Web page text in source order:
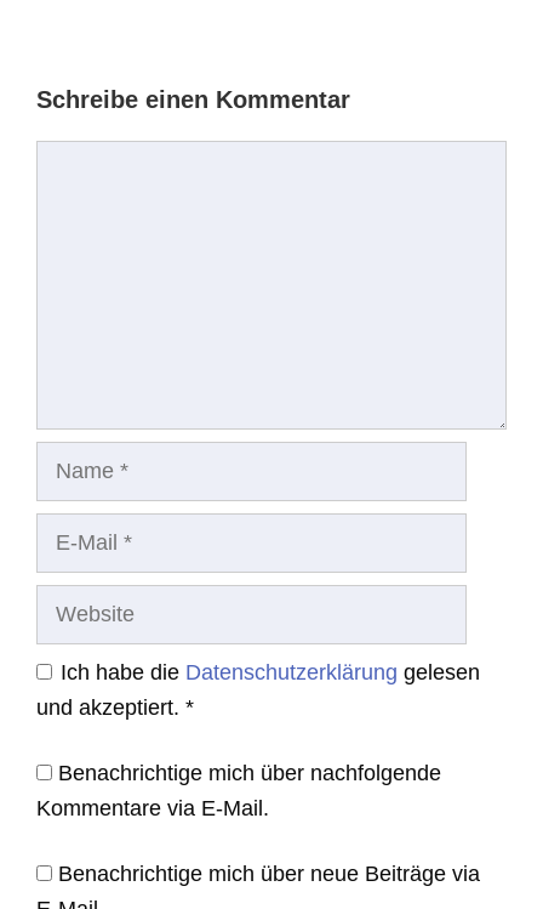
Schreibe einen Kommentar
Website
Ich habe die Datenschutzerklärung gelesen
und akzeptiert. *
Benachrichtige mich über nachfolgende
Kommentare via E-Mail.
Benachrichtige mich über neue Beiträge via